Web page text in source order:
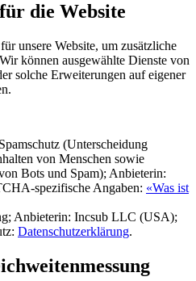
die Website
unsere Website, um zusätzliche
können ausgewählte Dienste von
solche Erweiterungen auf eigener
Spamschutz (Unterscheidung
von Menschen sowie
Bots und Spam); Anbieterin:
spezifische Angaben: «Was ist
Anbieterin: Incsub LLC (USA);
Datenschutzerklärung.